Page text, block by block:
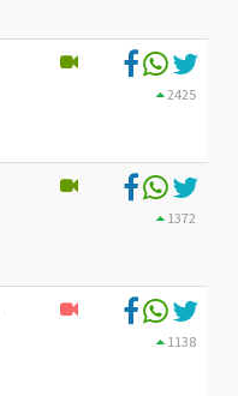
2425
1372
1138